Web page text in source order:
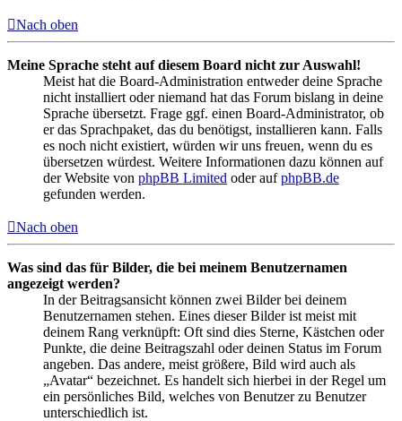
Nach oben
Meine Sprache steht auf diesem Board nicht zur Auswahl!
Meist hat die Board-Administration entweder deine Sprache
nicht installiert oder niemand hat das Forum bislang in deine
Sprache übersetzt. Frage ggf. einen Board-Administrator, ob
er das Sprachpaket, das du benötigst, installieren kann. Falls
es noch nicht existiert, würden wir uns freuen, wenn du es
übersetzen würdest. Weitere Informationen dazu können auf
der Website von phpBB Limited oder aufphpBB.de
gefunden werden.
Nach oben
Was sind das für Bilder, die bei meinem Benutzernamen
angezeigt werden?
In der Beitragsansicht können zwei Bilder bei deinem
Benutzernamen stehen. Eines dieser Bilder ist meist mit
deinem Rang verknüpft: Oft sind dies Sterne, Kästchen oder
Punkte, die deine Beitragszahl oder deinen Status im Forum
angeben. Das andere, meist größere, Bild wird auch als
„Avatar“ bezeichnet. Es handelt sich hierbei in der Regel um
ein persönliches Bild, welches von Benutzer zu Benutzer
unterschiedlich ist.